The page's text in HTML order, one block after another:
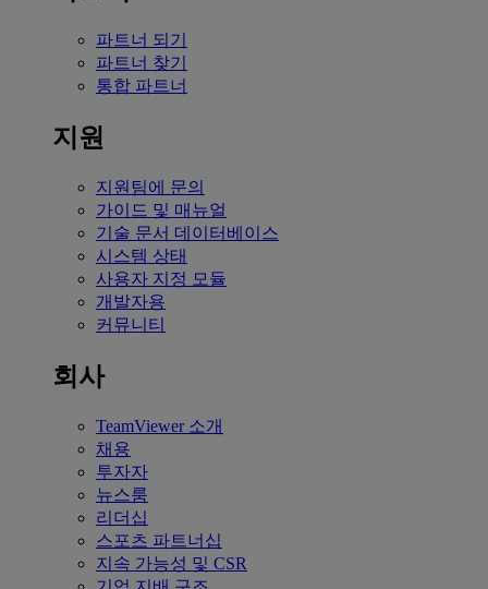
파트너 되기
파트너 찾기
통합 파트너
지원
지원팀에 문의
가이드 및 매뉴얼
기술 문서 데이터베이스
시스템 상태
사용자 지정 모듈
개발자용
커뮤니티
회사
TeamViewer 소개
채용
투자자
뉴스룸
리더십
스포츠 파트너십
지속 가능성 및 CSR